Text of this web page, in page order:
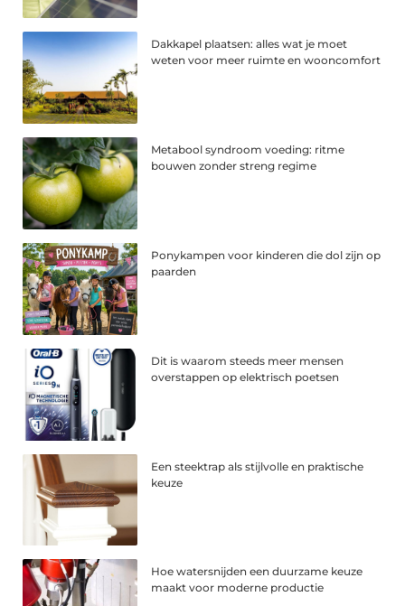
Dakkapel plaatsen: alles wat je moet
weten voor meer ruimte en wooncomfort
Metabool syndroom voeding: ritme
bouwen zonder streng regime
Ponykampen voor kinderen die dol zijn op
paarden
Dit is waarom steeds meer mensen
overstappen op elektrisch poetsen
Een steektrap als stijlvolle en praktische
keuze
Hoe watersnijden een duurzame keuze
maakt voor moderne productie